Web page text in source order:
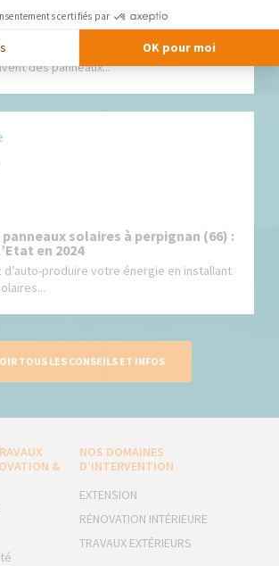
de panneaux solaires le plus
?
des panneaux...
solaires à perpignan (66) :
en 2024
d’auto-produire votre énergie en installant
TOUS LES CONSEILS ET INFOS
&
NOS DOMAINES
D’INTERVENTION
EXTENSION
RÉNOVATION INTÉRIEURE
TRAVAUX EXTÉRIEURS
certifiés par
OK pour moi